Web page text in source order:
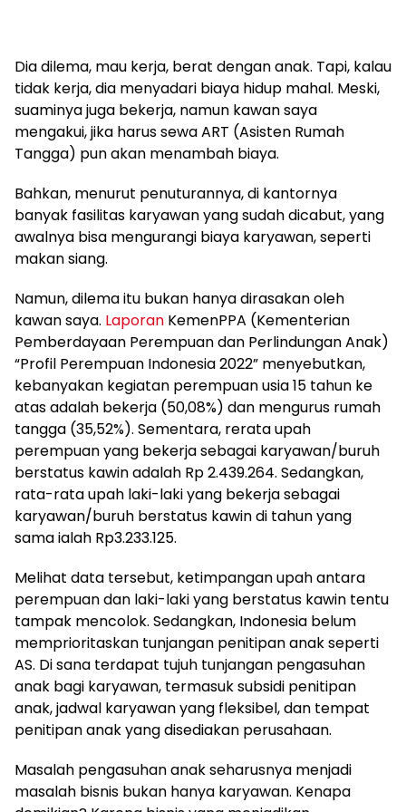
Dia dilema, mau kerja, berat dengan anak. Tapi, kalau
tidak kerja, dia menyadari biaya hidup mahal. Meski,
suaminya juga bekerja, namun kawan saya
mengakui, jika harus sewa ART (Asisten Rumah
Tangga) pun akan menambah biaya.
Bahkan, menurut penuturannya, di kantornya
banyak fasilitas karyawan yang sudah dicabut, yang
awalnya bisa mengurangi biaya karyawan, seperti
makan siang.
Namun, dilema itu bukan hanya dirasakan oleh
kawan saya. Laporan KemenPPA (Kementerian
Pemberdayaan Perempuan dan Perlindungan Anak)
“Profil Perempuan Indonesia 2022” menyebutkan,
kebanyakan kegiatan perempuan usia 15 tahun ke
atas adalah bekerja (50,08%) dan mengurus rumah
tangga (35,52%). Sementara, rerata upah
perempuan yang bekerja sebagai karyawan/buruh
berstatus kawin adalah Rp 2.439.264. Sedangkan,
rata-rata upah laki-laki yang bekerja sebagai
karyawan/buruh berstatus kawin di tahun yang
sama ialah Rp3.233.125.
Melihat data tersebut, ketimpangan upah antara
perempuan dan laki-laki yang berstatus kawin tentu
tampak mencolok. Sedangkan, Indonesia belum
memprioritaskan tunjangan penitipan anak seperti
AS. Di sana terdapat tujuh tunjangan pengasuhan
anak bagi karyawan, termasuk subsidi penitipan
anak, jadwal karyawan yang fleksibel, dan tempat
penitipan anak yang disediakan perusahaan.
Masalah pengasuhan anak seharusnya menjadi
masalah bisnis bukan hanya karyawan. Kenapa